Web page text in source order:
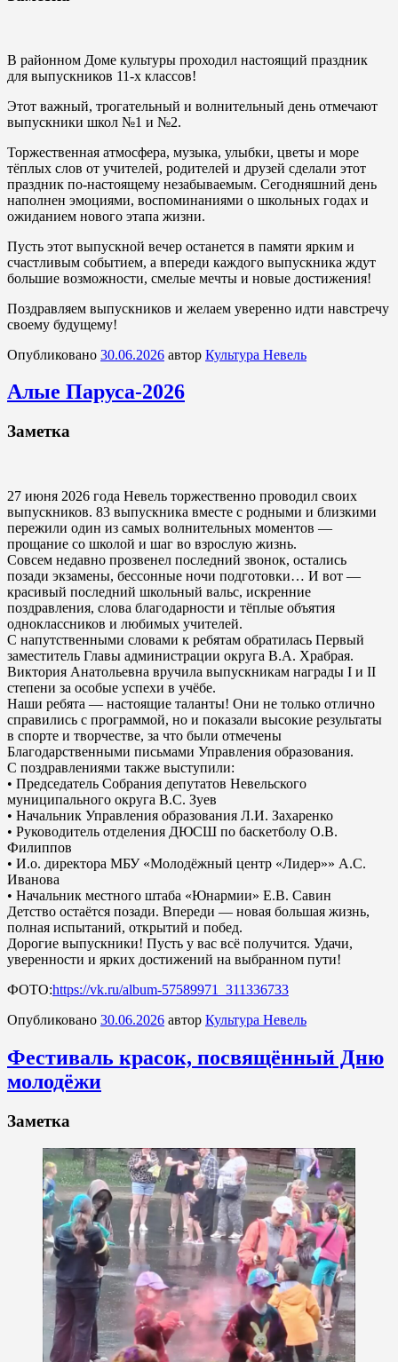
В районном Доме культуры проходил настоящий праздник
для выпускников 11-х классов!
Этот важный, трогательный и волнительный день отмечают
выпускники школ №1 и №2.
Торжественная атмосфера, музыка, улыбки, цветы и море
тёплых слов от учителей, родителей и друзей сделали этот
праздник по-настоящему незабываемым. Сегодняшний день
наполнен эмоциями, воспоминаниями о школьных годах и
ожиданием нового этапа жизни.
Пусть этот выпускной вечер останется в памяти ярким и
счастливым событием, а впереди каждого выпускника ждут
большие возможности, смелые мечты и новые достижения!
Поздравляем выпускников и желаем уверенно идти навстречу
своему будущему!
Опубликовано 30.06.2026 автор Культура Невель
Алые Паруса-2026
Заметка
27 июня 2026 года Невель торжественно проводил своих
выпускников. 83 выпускника вместе с родными и близкими
пережили один из самых волнительных моментов —
прощание со школой и шаг во взрослую жизнь.
Совсем недавно прозвенел последний звонок, остались
позади экзамены, бессонные ночи подготовки… И вот —
красивый последний школьный вальс, искренние
поздравления, слова благодарности и тёплые объятия
одноклассников и любимых учителей.
С напутственными словами к ребятам обратилась Первый
заместитель Главы администрации округа В.А. Храбрая.
Виктория Анатольевна вручила выпускникам награды I и II
степени за особые успехи в учёбе.
Наши ребята — настоящие таланты! Они не только отлично
справились с программой, но и показали высокие результаты
в спорте и творчестве, за что были отмечены
Благодарственными письмами Управления образования.
С поздравлениями также выступили:
• Председатель Собрания депутатов Невельского
муниципального округа В.С. Зуев
• Начальник Управления образования Л.И. Захаренко
• Руководитель отделения ДЮСШ по баскетболу О.В.
Филиппов
• И.о. директора МБУ «Молодёжный центр «Лидер»» А.С.
Иванова
• Начальник местного штаба «Юнармии» Е.В. Савин
Детство остаётся позади. Впереди — новая большая жизнь,
полная испытаний, открытий и побед.
Дорогие выпускники! Пусть у вас всё получится. Удачи,
уверенности и ярких достижений на выбранном пути!
ФОТО:https://vk.ru/album-57589971_311336733
Опубликовано 30.06.2026 автор Культура Невель
Фестиваль красок, посвящённый Дню
молодёжи
Заметка